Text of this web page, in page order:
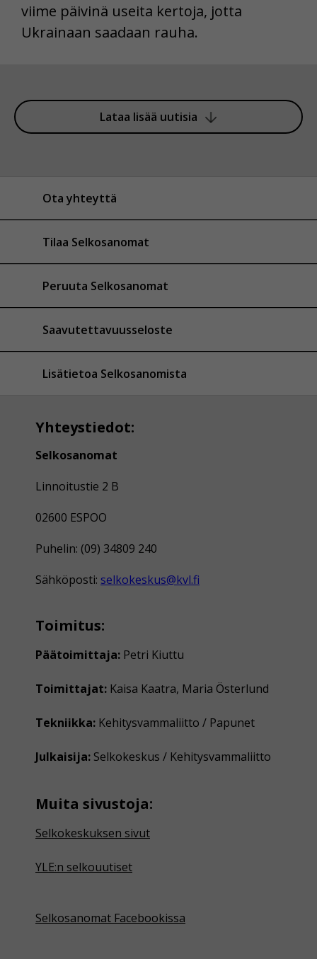
viime päivinä useita kertoja, jotta
Ukrainaan saadaan rauha.
Lataa lisää uutisia
Ota yhteyttä
Tilaa Selkosanomat
Peruuta Selkosanomat
Saavutettavuusseloste
Lisätietoa Selkosanomista
Yhteystiedot:
Selkosanomat
Linnoitustie 2 B
02600 ESPOO
Puhelin: (09) 34809 240
Sähköposti: selkokeskus@kvl.fi
Toimitus:
Päätoimittaja: Petri Kiuttu
Toimittajat: Kaisa Kaatra, Maria Österlund
Tekniikka: Kehitysvammaliitto / Papunet
Julkaisija: Selkokeskus / Kehitysvammaliitto
Muita sivustoja:
Selkokeskuksen sivut
YLE:n selkouutiset
Selkosanomat Facebookissa